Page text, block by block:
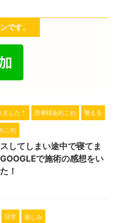
です。
した！ 患者様あれこれ 整える
これ
スしてしまい途中で寝てま
で施術の感想をい
！
日常 楽しみ